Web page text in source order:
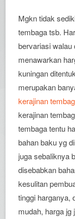
Mgkn tidak
tembaga tsb.
bervariasi
menawarkan
kuningan
merupakan
kerajinan
kerajinan
tembaga tentu
bahan baku yg
juga sebaliknya
disebabkan
kesulitan
tinggi harganya,
mudah, harga jg